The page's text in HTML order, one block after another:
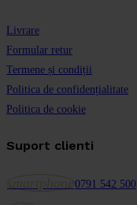
Livrare
Formular retur
Termene și condiții
Politica de confidențialitate
Politica de cookie
Suport clienti
0791 542 500